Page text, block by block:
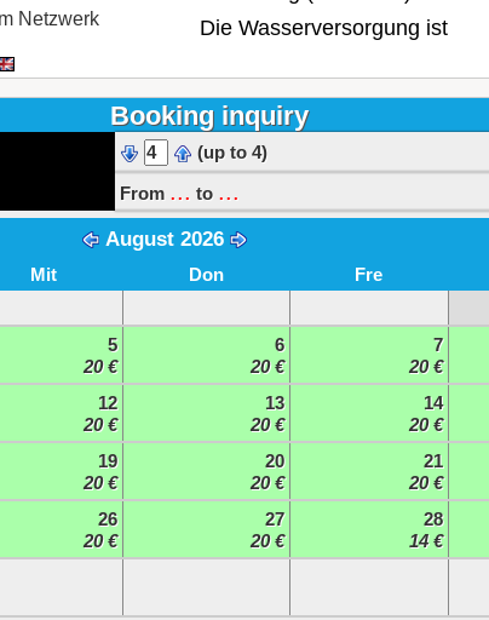
Netzwerk Die Wasserversorgung ist
Booking inquiry
(up to 4)
From ... to ...
August 2026
Mit Don Fre
5
20 €
6
20 €
7
20 €
12
20 €
13
20 €
14
20 €
19
20 €
20
20 €
21
20 €
26
20 €
27
20 €
28
14 €